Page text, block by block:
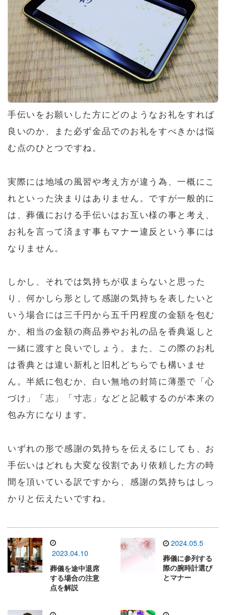
手伝いをお願いした方にどのようなお礼をすれば
良いのか、また必ず金品でのお礼をすべきかは悩
む点のひとつですね。
実際には地域の風習や考え方が違う為、一概にこ
れといった決まりはありません。ですが一般的に
は、葬儀における手伝いはお互い様の事と考え、
お礼を言って済ます事もマナー違反という事には
なりません。
しかし、それでは気持ちが収まらないと思った
り、何かしら形として感謝の気持ちを表したいと
いう場合には三千円から五千円程度の金額を包む
か、相当の金額の商品券やお礼の品を香典返しと
一緒に渡すと良いでしょう。また、この際のお札
は香典とは違い新札と旧札どちらでも構いませ
ん。半紙に包むか、白い無地の封筒に薄墨で「心
づけ」「志」「寸志」などと記載するのが本来の
包み方になります。
いずれの形で感謝の気持ちを伝えるにしても、お
手伝いはどれも大変な役割であり依頼した方の時
間を頂いている訳ですから、感謝の気持ちはしっ
かりと伝えたいですね。
2023.04.10
葬儀を途中退席
する場合の注意
点を解説
2024.05.5
葬儀に参列する
際の腕時計選び
とマナー